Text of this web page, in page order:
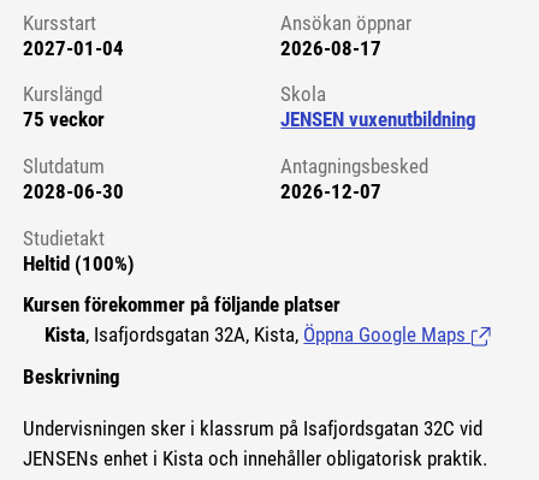
Kursstart 6299178
Kursstart
2027-01-04
Ansökan öppnar
2026-08-17
Kurslängd
75 veckor
Skola
JENSEN vuxenutbildning
Slutdatum
2028-06-30
Antagningsbesked
2026-12-07
Studietakt
Heltid (100%)
Kursen förekommer på följande platser
Kista, Isafjordsgatan 32A, Kista, Öppna Google Maps (Länk
Beskrivning
Undervisningen sker i klassrum på Isafjordsgatan 32C vid
JENSENs enhet i Kista och innehåller obligatorisk praktik.